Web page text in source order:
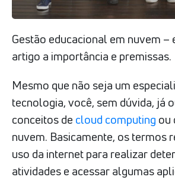
Gestão educacional em nuvem –
artigo a importância e premissas.
Mesmo que não seja um
tecnologia, você, sem dúvida, já
conceitos de cloud computing ou
nuvem. Basicamente, os termos
uso da internet para realizar
atividades e acessar algumas